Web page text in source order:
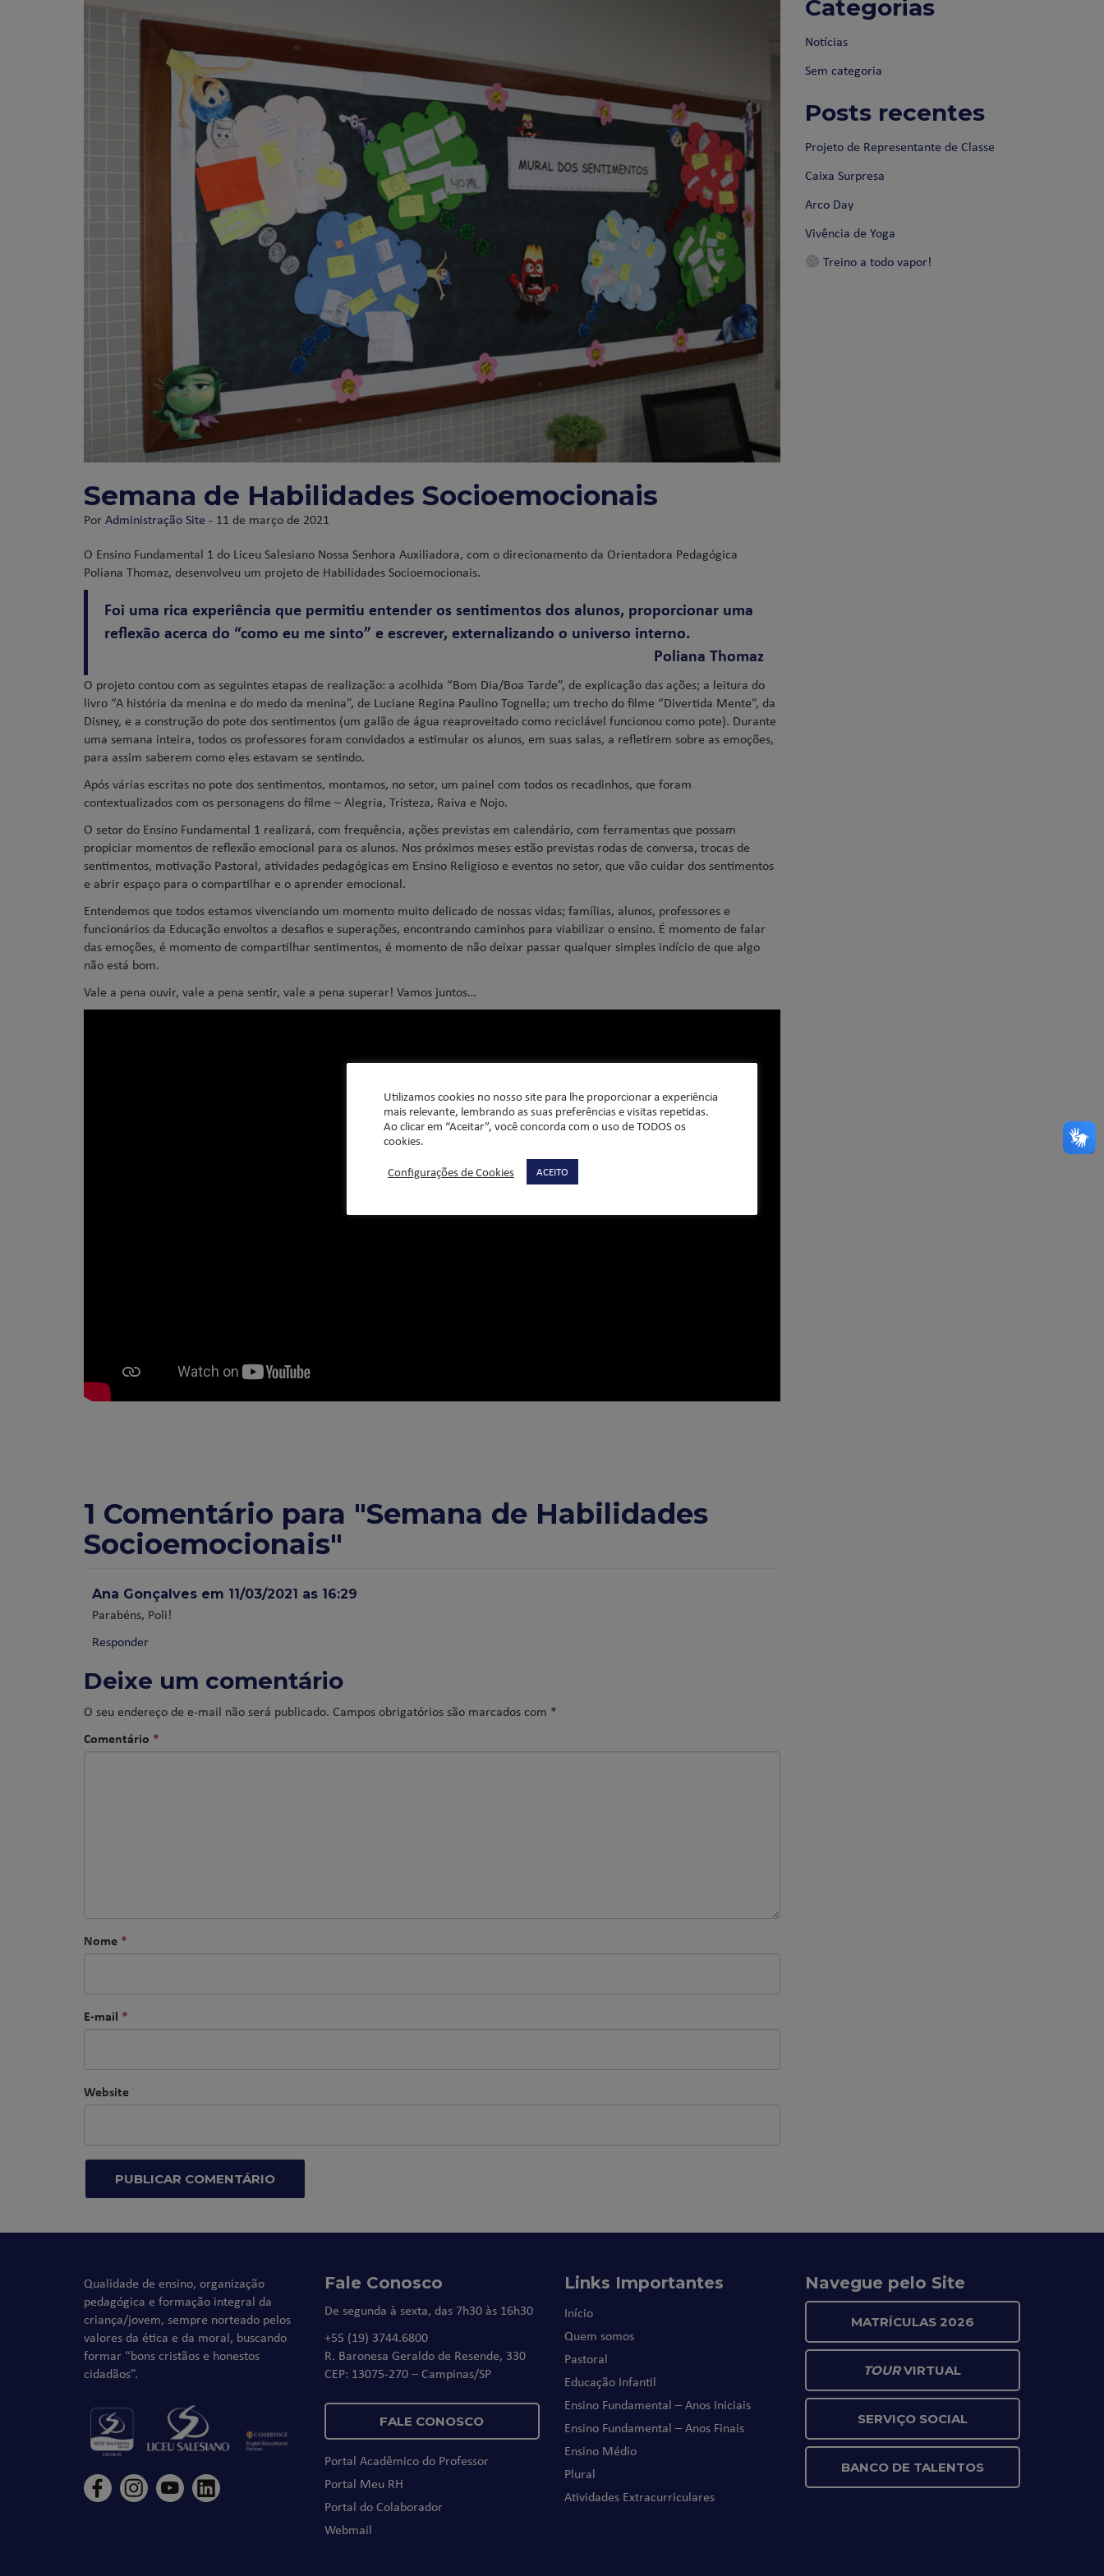
Semana de Habilidades Socioemocionais
PorAdministração Site - 11 de março de 2021
O Ensino Fundamental 1 do Liceu Salesiano Nossa Senhora Auxiliadora, com o direcionamento da Orientadora Pedagógica
Poliana Thomaz, desenvolveu um projeto de Habilidades Socioemocionais.
Foi uma rica experiência que permitiu entender os sentimentos dos alunos, proporcionar uma
reflexão acerca do “como eu me sinto” e escrever, externalizando o universo interno.
Poliana Thomaz
O projeto contou com as seguintes etapas de realização: a acolhida “Bom Dia/Boa Tarde”, de explicação das ações; a leitura do
livro “A história da menina e do medo da menina”, de Luciane Regina Paulino Tognella; um trecho do filme “Divertida Mente”, da
Disney, e a construção do pote dos sentimentos (um galão de água reaproveitado como reciclável funcionou como pote). Durante
uma semana inteira, todos os professores foram convidados a estimular os alunos, em suas salas, a refletirem sobre as emoções,
para assim saberem como eles estavam se sentindo.
Após várias escritas no pote dos sentimentos, montamos, no setor, um painel com todos os recadinhos, que foram
contextualizados com os personagens do filme – Alegria, Tristeza, Raiva e Nojo.
O setor do Ensino Fundamental 1 realizará, com frequência, ações previstas em calendário, com ferramentas que possam
propiciar momentos de reflexão emocional para os alunos. Nos próximos meses estão previstas rodas de conversa, trocas de
sentimentos, motivação Pastoral, atividades pedagógicas em Ensino Religioso e eventos no setor, que vão cuidar dos sentimentos
e abrir espaço para o compartilhar e o aprender emocional.
Entendemos que todos estamos vivenciando um momento muito delicado de nossas vidas; famílias, alunos, professores e
funcionários da Educação envoltos a desafios e superações, encontrando caminhos para viabilizar o ensino. É momento de falar
das emoções, é momento de compartilhar sentimentos, é momento de não deixar passar qualquer simples indício de que algo
não está bom.
Vale a pena ouvir, vale a pena sentir, vale a pena superar! Vamos juntos…
1 Comentário para "Semana de Habilidades
Socioemocionais"
Ana Gonçalves em 11/03/2021 as 16:29
Parabéns, Poli!
Responder
Deixe um comentário
O seu endereço de e-mail não será publicado. Campos obrigatórios são marcados com *
Comentário *
Nome *
E-mail *
Website
Categorias
Notícias
Sem categoria
Posts recentes
Projeto de Representante de Classe
Caixa Surpresa
Arco Day
Vivência de Yoga
Treino a todo vapor!
Qualidade de ensino, organização
pedagógica e formação integral da
criança/jovem, sempre norteado pelos
valores da ética e da moral, buscando
formar “bons cristãos e honestos
cidadãos”.
Fale Conosco
De segunda à sexta, das 7h30 às 16h30
+55 (19) 3744.6800
R. Baronesa Geraldo de Resende, 330
CEP: 13075-270 – Campinas/SP
FALE CONOSCO
Portal Acadêmico do Professor
Portal Meu RH
Portal do Colaborador
Webmail
Links Importantes
Início
Quem somos
Pastoral
Educação Infantil
Ensino Fundamental – Anos Iniciais
Ensino Fundamental – Anos Finais
Ensino Médio
Plural
Atividades Extracurriculares
Navegue pelo Site
MATRÍCULAS 2026
TOURVIRTUAL
SERVIÇO SOCIAL
BANCO DE TALENTOS
Utilizamos cookies no nosso site para lhe proporcionar a experiência
mais relevante, lembrando as suas preferências e visitas repetidas.
Ao clicar em “Aceitar”, você concorda com o uso de TODOS os
cookies.
Configurações de Cookies
ACEITO